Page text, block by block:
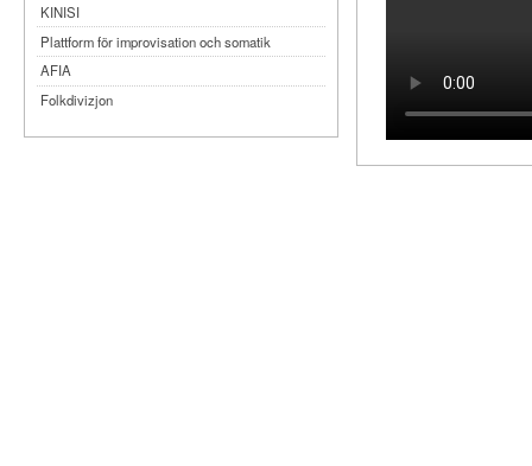
KINISI
Plattform för improvisation och somatik
AFIA
Folkdivizjon